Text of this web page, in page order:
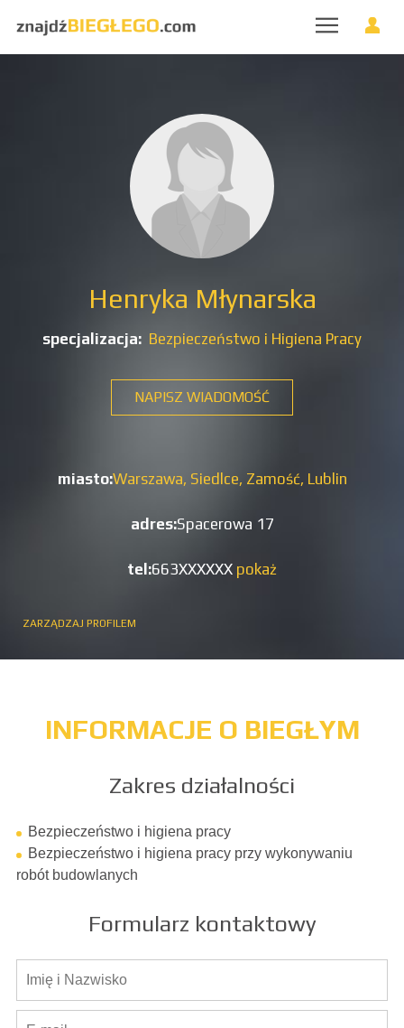
Henryka Młynarska
specjalizacja: Bezpieczeństwo i Higiena Pracy
NAPISZ WIADOMOŚĆ
miasto:Warszawa, Siedlce, Zamość, Lublin
adres:Spacerowa 17
tel:663XXXXXX pokaż
ZARZĄDZAJ PROFILEM
INFORMACJE O BIEGŁYM
Zakres działalności
Bezpieczeństwo i higiena pracy
Bezpieczeństwo i higiena pracy przy wykonywaniu
robót budowlanych
Formularz kontaktowy